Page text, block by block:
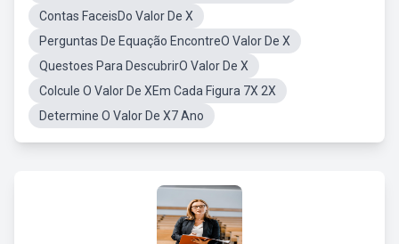
Contas FaceisDo Valor De X
Perguntas De Equação EncontreO Valor De X
Questoes Para DescubrirO Valor De X
Colcule O Valor De XEm Cada Figura 7X 2X
Determine O Valor De X7 Ano